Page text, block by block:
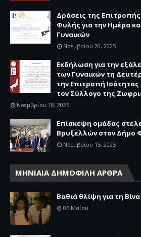
Δράσεις της
Φυλής για την Ημέρα
Γυναικών
Νοεμβρίου 20, 2025
Εκδήλωση για την
των Γυναικών τη
την Επιτροπή
τον Σύλλογο της
Νοεμβρίου 18, 2025
Επίσκεψη ομάδας
Βρυξελλών στον Δήμο
Νοεμβρίου 15, 2025
ΜΗΝΙΑΙΑ ΔΗΜΟΦΙΛΗ ΑΡΘΡΑ
Βαθιά θλίψη για τη
05 Μαΐου